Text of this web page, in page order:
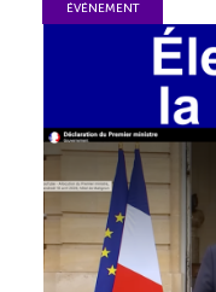
ÉVÉNEMENT